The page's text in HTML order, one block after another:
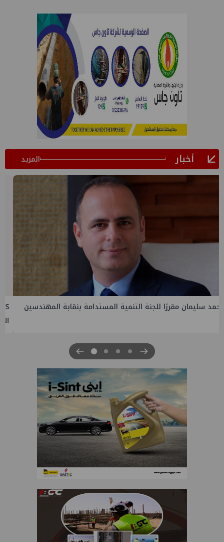
أخبار المزيد
PMS تنهي أعمال إنزال الخطوط البحرية الثلاث بمشروع المرحلة